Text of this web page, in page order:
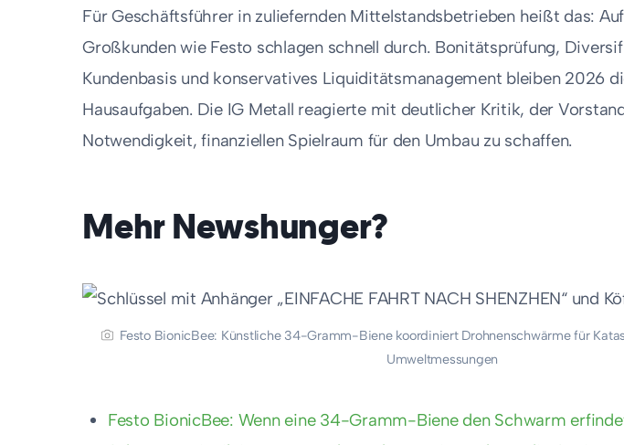
Für Geschäftsführer in zuliefernden Mittelstandsbetrieben heißt das:
Großkunden wie Festo schlagen schnell durch. Bonitätsprüfung,
Kundenbasis und konservatives Liquiditätsmanagement bleiben 2026
Hausaufgaben. Die IG Metall reagierte mit deutlicher Kritik, der
Notwendigkeit, finanziellen Spielraum für den Umbau zu schaffen.
Mehr Newshunger?
Festo BionicBee: Künstliche 34-Gramm-Biene koordiniert Drohnenschwärme für
Umweltmessungen
Festo BionicBee: Wenn eine 34-Gramm-Biene den Schwarm